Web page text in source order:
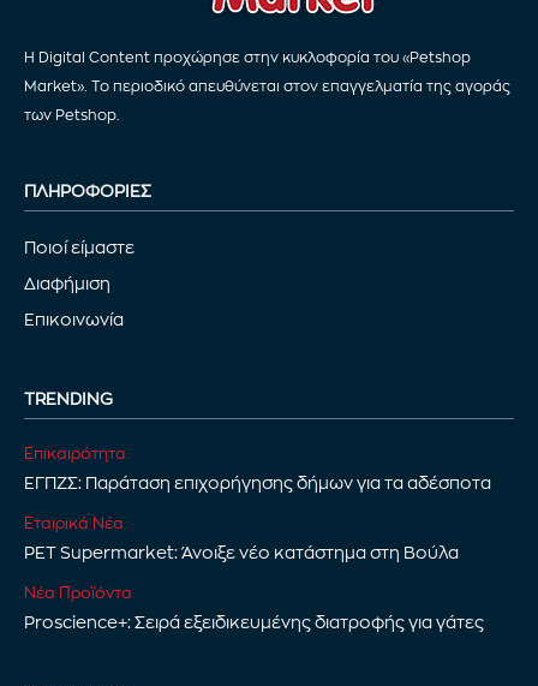
Η Digital Content προχώρησε στην κυκλοφορία του «Petshop
Market». Το περιοδικό απευθύνεται στον επαγγελματία της αγοράς
των Petshop.
ΠΛΗΡΟΦΟΡΙΕΣ
Ποιοί είμαστε
Διαφήμιση
Επικοινωνία
TRENDING
Επικαιρότητα
ΕΓΠΖΣ: Παράταση επιχορήγησης δήμων για τα αδέσποτα
Εταιρικά Νέα
PET Supermarket: Άνοιξε νέο κατάστημα στη Βούλα
Νέα Προϊόντα
Proscience+: Σειρά εξειδικευμένης διατροφής για γάτες